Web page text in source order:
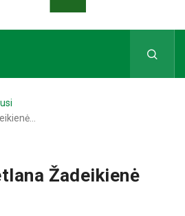
Žadeikienė